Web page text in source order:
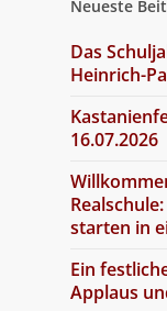
Neueste
Das
Heinrich-
16.07.2026
starten in
Ein
Applaus